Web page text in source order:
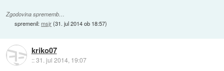
Zgodovina sprememb…
spremenil:msjr(31. jul 2014 ob 18:57)
kriko07
::31. jul 2014, 19:07